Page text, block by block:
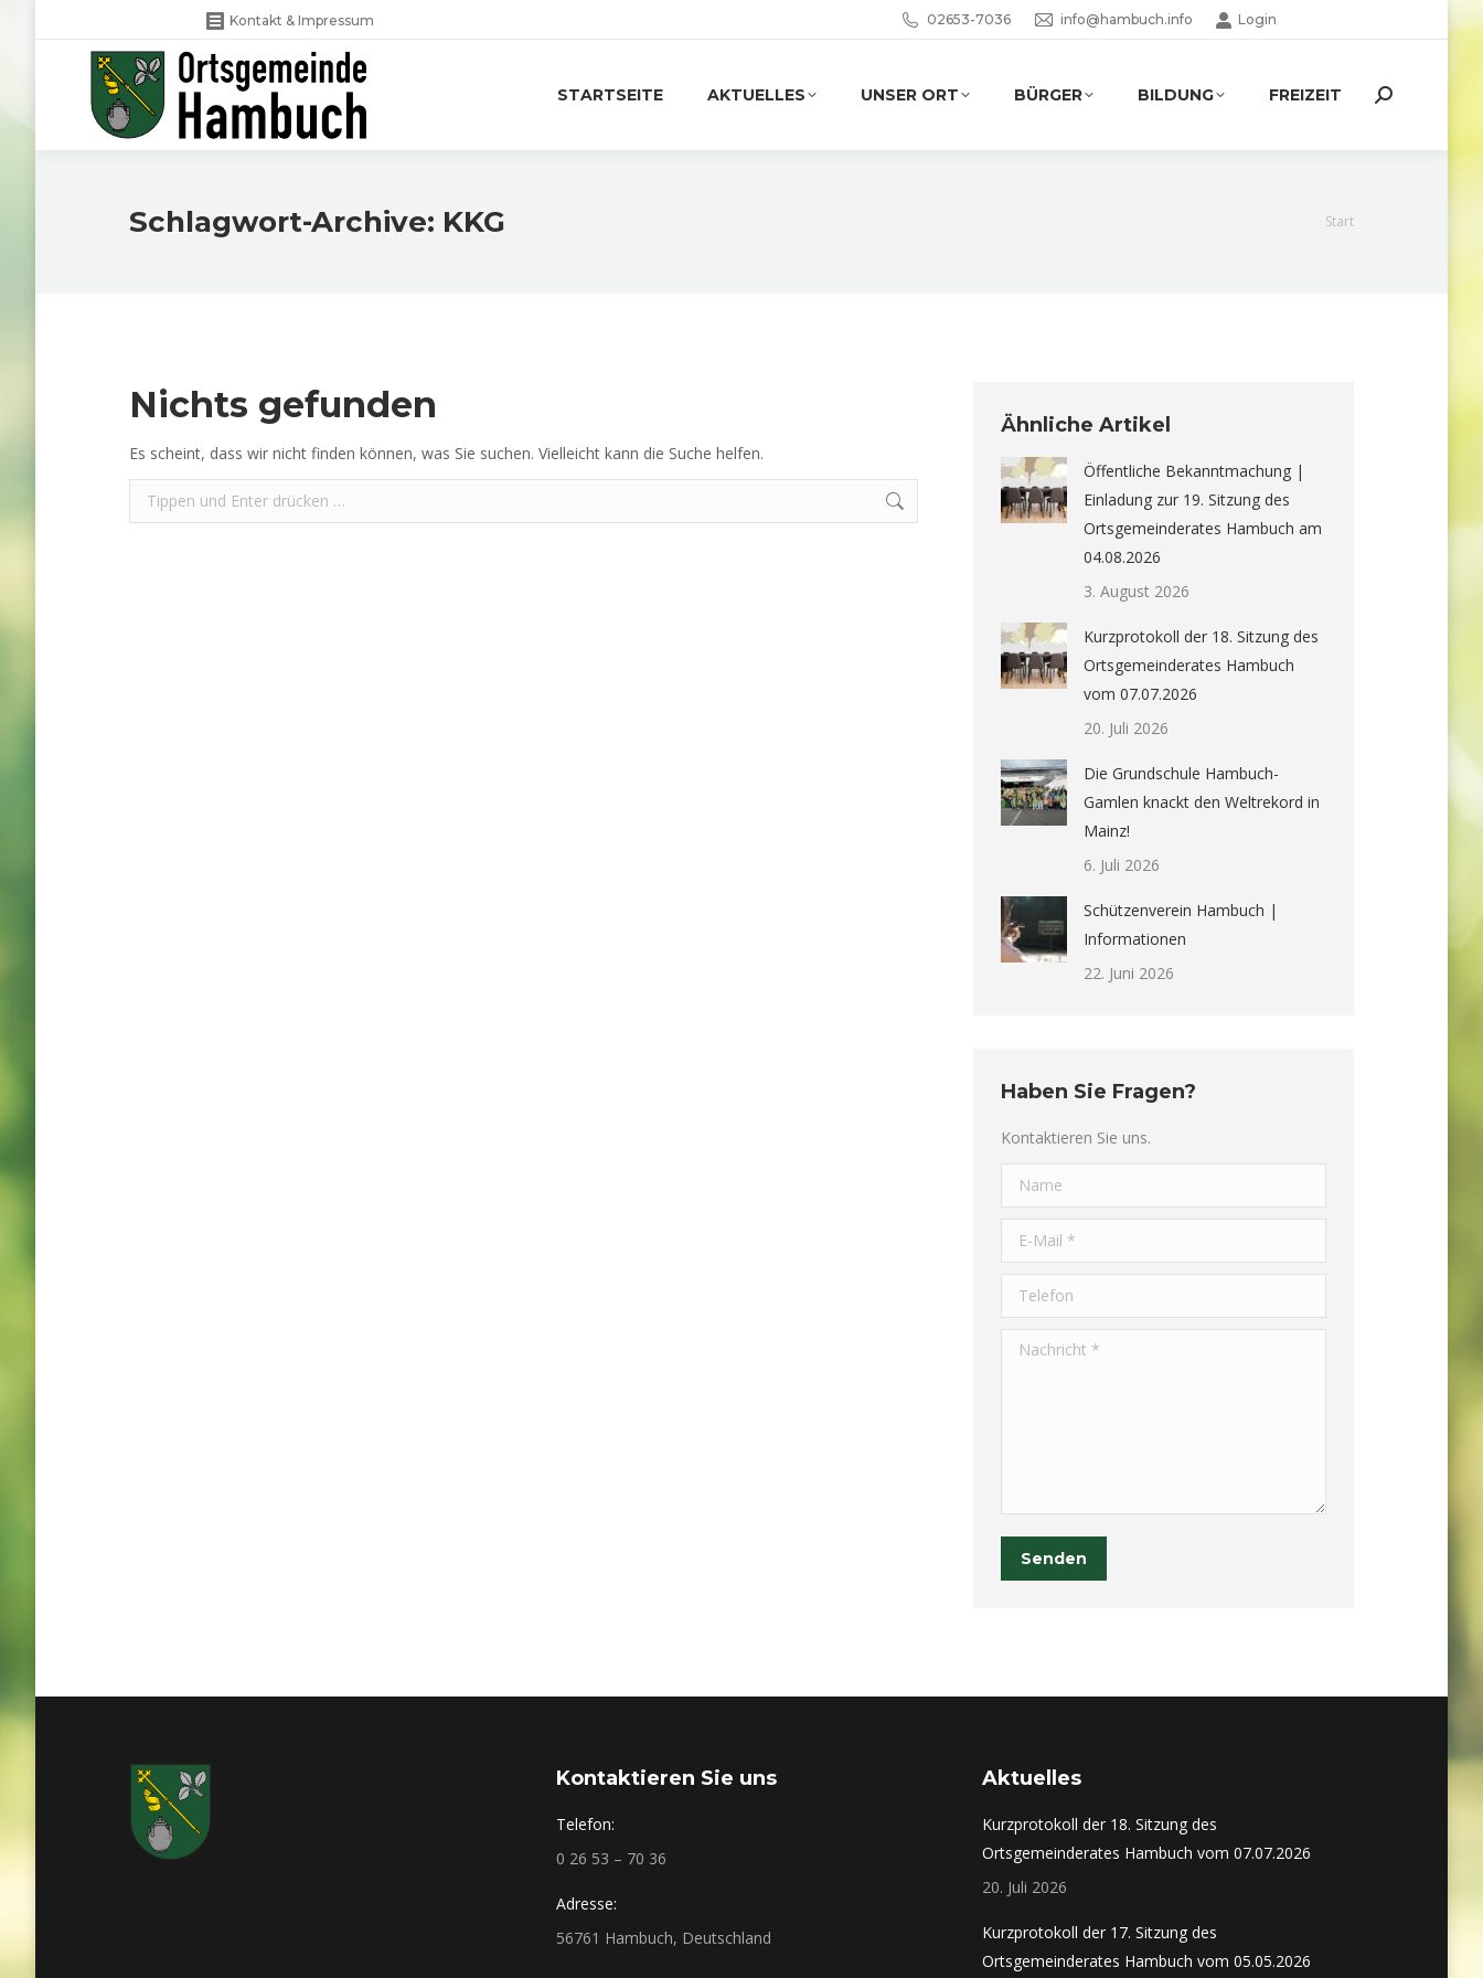
Kontakt & Impressum 02653-7036 info@hambuch.info Login
STARTSEITE AKTUELLES UNSER ORT BÜRGER BILDUNG FREIZEIT Search:
Schlagwort-Archive: KKG
Sie befinden
Start
Nichts gefunden
Es scheint, dass wir nicht finden können, was Sie suchen. Vielleicht kann die Suche helfen.
Search:
Ähnliche Artikel
Öffentliche Bekanntmachung |
Einladung zur 19. Sitzung des
Ortsgemeinderates Hambuch am
04.08.2026
3. August 2026
Kurzprotokoll der 18. Sitzung des
Ortsgemeinderates Hambuch
vom 07.07.2026
20. Juli 2026
Die Grundschule Hambuch-
Gamlen knackt den Weltrekord in
Mainz!
6. Juli 2026
Schützenverein Hambuch |
Informationen
22. Juni 2026
Haben Sie Fragen?
Kontaktieren Sie uns.
Name
E-Mail *
Telefon
Nachricht *
Senden
Kontaktieren Sie uns
Telefon:
0 26 53 – 70 36
Adresse:
56761 Hambuch, Deutschland
Aktuelles
Kurzprotokoll der 18. Sitzung des
Ortsgemeinderates Hambuch vom 07.07.2026
20. Juli 2026
Kurzprotokoll der 17. Sitzung des
Ortsgemeinderates Hambuch vom 05.05.2026